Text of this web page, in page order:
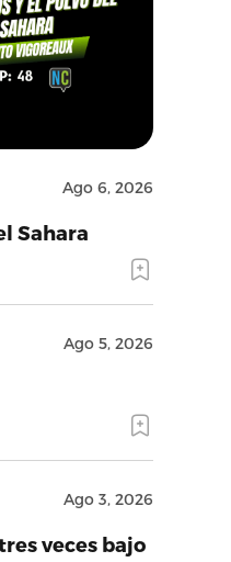
Ago 6, 2026
Sahara
Ago 5, 2026
Ago 3, 2026
veces bajo